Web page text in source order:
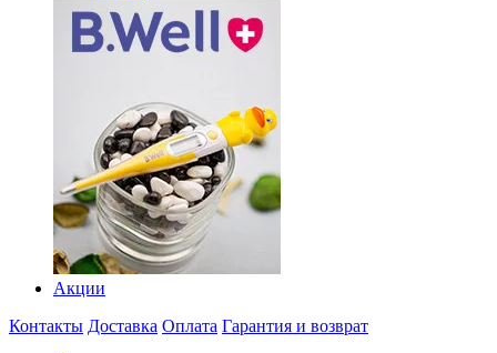
Акции
Контакты Доставка Оплата Гарантия и возврат